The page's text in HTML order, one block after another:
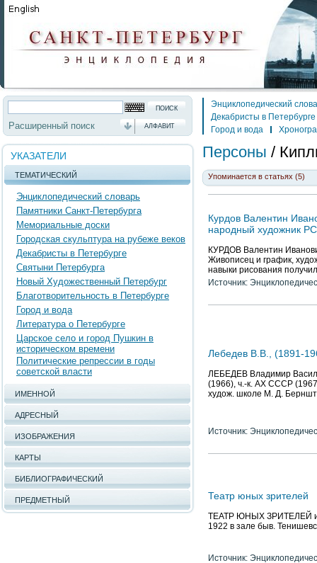
Расширенный поиск АЛФАВИТ
УКАЗАТЕЛИ
ТЕМАТИЧЕСКИЙ
Энциклопедический словарь
Памятники Санкт-Петербурга
Мемориальные доски
Городская скульптура на рубеже веков
Декабристы в Петербурге
Святыни Петербурга
Новый Художественный Петербург
Благотворительность в Петербурге
Город и вода
Литература о Петербурге
Царское село и город Пушкин в
историческом времени
Политические репрессии в годы
советской власти
ИМЕННОЙ
АДРЕСНЫЙ
ИЗОБРАЖЕНИЯ
КАРТЫ
БИБЛИОГРАФИЧЕСКИЙ
ПРЕДМЕТНЫЙ
Энциклопедический
Декабристы в Петербурге
Город и вода
Персоны /
Упоминается в статьях (5)
Курдов Валентин
народный художник
КУРДОВ Валентин
Живописец и график,
навыки рисования
Источник:
Лебедев В.В., (1891-
ЛЕБЕДЕВ Владимир
(1966), ч.-к. АХ СССР
худож. школе М. Д.
Источник:
Театр юных зрителей
ТЕАТР ЮНЫХ ЗРИТЕЛЕЙ
1922 в зале быв.
Источник: